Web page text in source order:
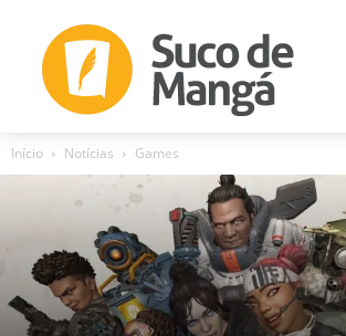
Início Notícias Games